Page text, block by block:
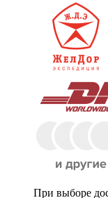
При выборе